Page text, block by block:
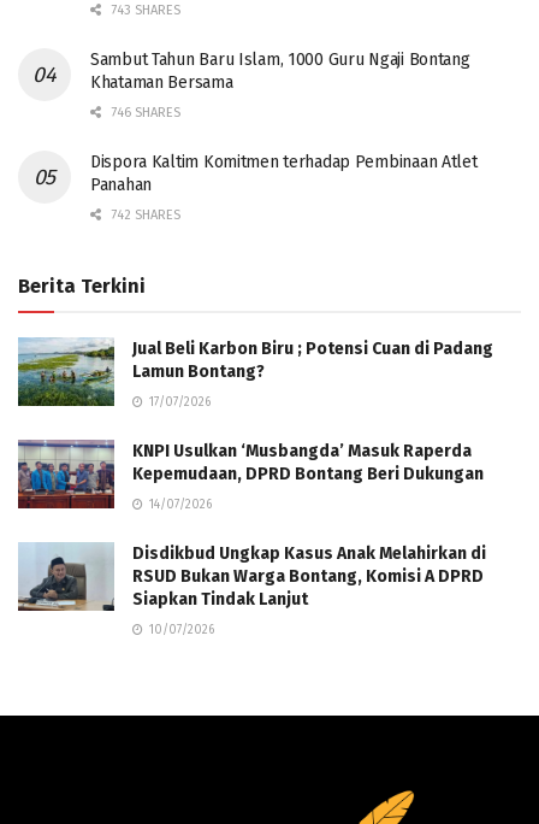
743 SHARES
Sambut Tahun Baru Islam, 1000 Guru Ngaji Bontang
Khataman Bersama
746 SHARES
Dispora Kaltim Komitmen terhadap Pembinaan Atlet
Panahan
742 SHARES
Berita Terkini
Jual Beli Karbon Biru ; Potensi Cuan di Padang
Lamun Bontang?
17/07/2026
KNPI Usulkan ‘Musbangda’ Masuk Raperda
Kepemudaan, DPRD Bontang Beri Dukungan
14/07/2026
Disdikbud Ungkap Kasus Anak Melahirkan di
RSUD Bukan Warga Bontang, Komisi A DPRD
Siapkan Tindak Lanjut
10/07/2026